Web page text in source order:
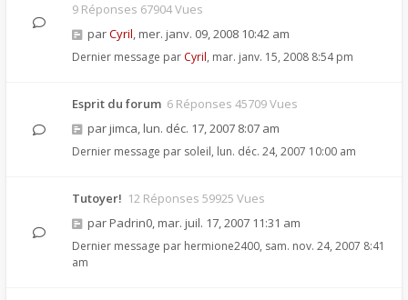
9 Réponses 67904 Vues
parCyril, mer. janv. 09, 2008 10:42 am
Dernier message par Cyril, mar. janv. 15, 2008 8:54 pm
Esprit du forum 6 Réponses 45709 Vues
par jimca, lun. déc. 17, 2007 8:07 am
Dernier message par soleil, lun. déc. 24, 2007 10:00 am
Tutoyer! 12 Réponses 59925 Vues
par Padrin0, mar. juil. 17, 2007 11:31 am
Dernier message par hermione2400, sam. nov. 24, 2007 8:41
am